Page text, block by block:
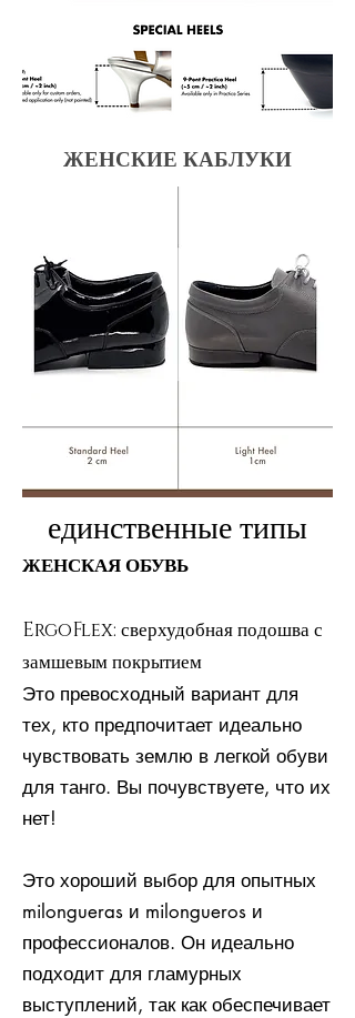
ЖЕНСКИЕ КАБЛУКИ
единственные типы
ЖЕНСКАЯ ОБУВЬ
ErgoFlex: сверхудобная подошва с
замшевым покрытием
Это превосходный вариант для
тех, кто предпочитает идеально
чувствовать землю в легкой обуви
для танго. Вы почувствуете, что их
нет!
Это хороший выбор для опытных
milongueras и milongueros и
профессионалов. Он идеально
подходит для гламурных
выступлений, так как обеспечивает